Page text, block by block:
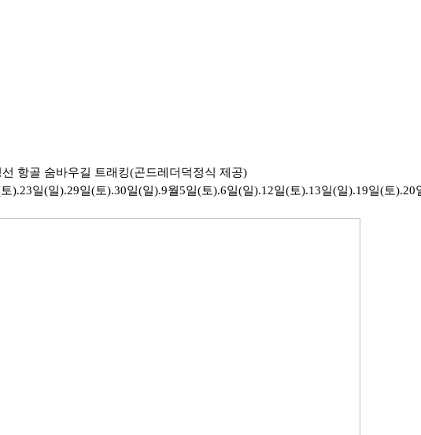
항골 숨바우길 트래킹(곤드레더덕정식 제공)
).23일(일).29일(토).30일(일).9월5일(토).6일(일).12일(토).13일(일).19일(토